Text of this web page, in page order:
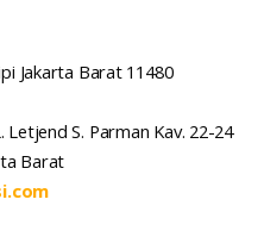
Jakarta Barat 11480
S. Parman Kav. 22-24
Barat